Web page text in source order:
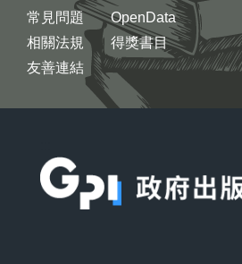
常見問題
相關法規
友善連結
OpenData
得獎書目